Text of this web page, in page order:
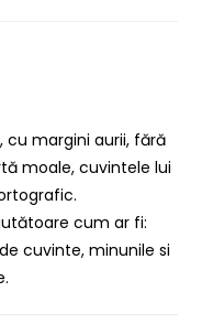
cu margini aurii, fără
moale, cuvintele lui
cum ar fi:
cuvinte, minunile si